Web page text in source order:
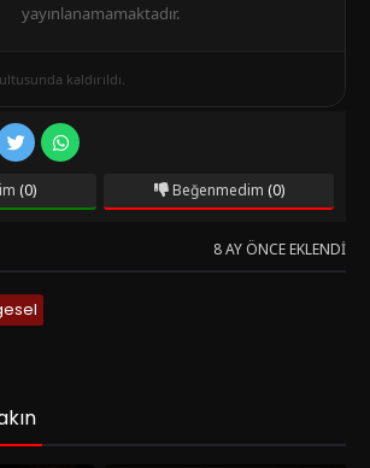
yayınlanamamaktadır.
kaldırıldı.
(0) Beğenmedim (0)
8 AY ÖNCE EKLENDI